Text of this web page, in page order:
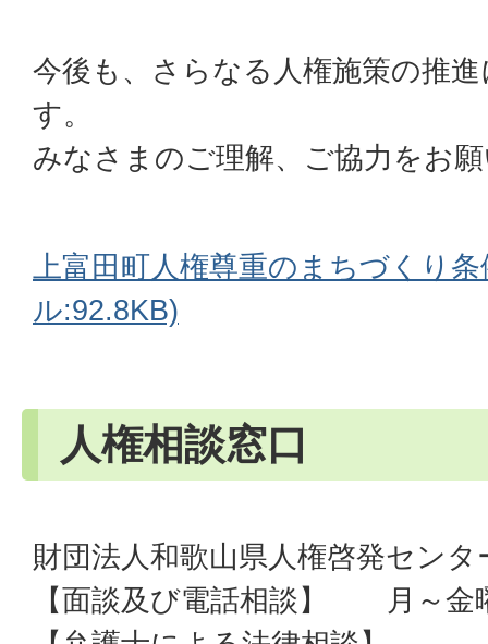
今後も、さらなる人権施策の推
す。
みなさまのご理解、ご協力をお
上富田町人権尊重のまちづくり
ル:92.8KB)
人権相談窓口
財団法人和歌山県人権啓発センタ
【面談及び電話相談】 月～金